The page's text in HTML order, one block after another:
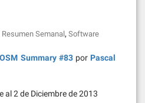
Resumen Semanal, Software
Summary #83por Pascal
al 2 de Diciembre de 2013